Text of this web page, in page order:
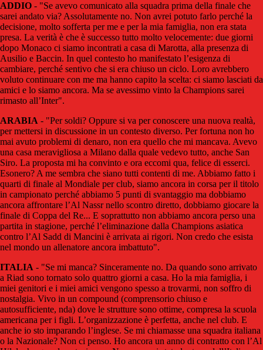
ADDIO - "Se avevo comunicato alla squadra prima della finale che
sarei andato via? Assolutamente no. Non avrei potuto farlo perché la
decisione, molto sofferta per me e per la mia famiglia, non era stata
presa. La verità è che è successo tutto molto velocemente: due giorni
dopo Monaco ci siamo incontrati a casa di Marotta, alla presenza di
Ausilio e Baccin. In quel contesto ho manifestato l’esigenza di
cambiare, perché sentivo che si era chiuso un ciclo. Loro avrebbero
voluto continuare con me ma hanno capito la scelta: ci siamo lasciati da
amici e lo siamo ancora. Ma se avessimo vinto la Champions sarei
rimasto all’Inter".
ARABIA - "Per soldi? Oppure si va per conoscere una nuova realtà,
per mettersi in discussione in un contesto diverso. Per fortuna non ho
mai avuto problemi di denaro, non era quello che mi mancava. Avevo
una casa meravigliosa a Milano dalla quale vedevo tutto, anche San
Siro. La proposta mi ha convinto e ora eccomi qua, felice di esserci.
Esonero? A me sembra che siano tutti contenti di me. Abbiamo fatto i
quarti di finale al Mondiale per club, siamo ancora in corsa per il titolo
in campionato perché abbiamo 5 punti di svantaggio ma dobbiamo
ancora affrontare l’Al Nassr nello scontro diretto, dobbiamo giocare la
finale di Coppa del Re... E soprattutto non abbiamo ancora perso una
partita in stagione, perché l’eliminazione dalla Champions asiatica
contro l’Al Sadd di Mancini è arrivata ai rigori. Non credo che esista
nel mondo un allenatore ancora imbattuto".
ITALIA - "Se mi manca? Sinceramente no. Da quando sono arrivato
a Riad sono tornato solo quattro giorni a casa. Ho la mia famiglia, i
miei genitori e i miei amici vengono spesso a trovarmi, non soffro di
nostalgia. Vivo in un compound (comprensorio chiuso e
autosufficiente, nda) dove le strutture sono ottime, compresa la scuola
americana per i figli. L’organizzazione è perfetta, anche nel club. E
anche io sto imparando l’inglese. Se mi chiamasse una squadra italiana
o la Nazionale? Non ci penso. Ho ancora un anno di contratto con l’Al